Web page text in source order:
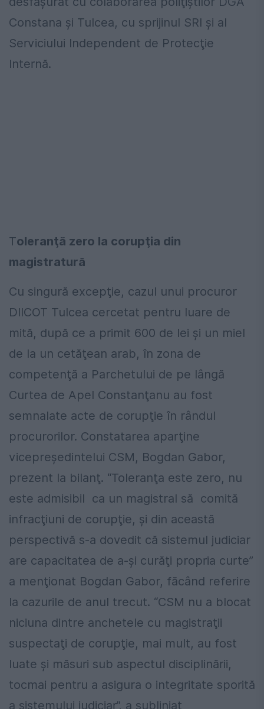
Constana şi Tulcea, cu sprijinul SRI şi al
Serviciului Independent de Protecţie
Internă.
Toleranţă zero la corupţia din
magistratură
Cu singură excepţie, cazul unui procuror
DIICOT Tulcea cercetat pentru luare de
mită, după ce a primit 600 de lei şi un miel
de la un cetăţean arab, în zona de
competenţă a Parchetului de pe lângă
Curtea de Apel Constanţanu au fost
semnalate acte de corupţie în rândul
procurorilor. Constatarea aparţine
vicepreşedintelui CSM, Bogdan Gabor,
prezent la bilanţ. “Toleranţa este zero, nu
este admisibil ca un magistral să comită
infracţiuni de corupţie, şi din această
perspectivă s-a dovedit că sistemul judiciar
are capacitatea de a-şi curăţi propria curte”
a menţionat Bogdan Gabor, făcând referire
la cazurile de anul trecut. “CSM nu a blocat
niciuna dintre anchetele cu magistraţii
suspectaţi de corupţie, mai mult, au fost
luate şi măsuri sub aspectul disciplinării,
tocmai pentru a asigura o integritate sporită
a sistemului judiciar”, a subliniat